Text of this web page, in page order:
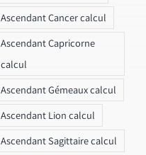
Ascendant Cancer calcul
Ascendant Capricorne
calcul
Ascendant Gémeaux calcul
Ascendant Lion calcul
Ascendant Sagittaire calcul